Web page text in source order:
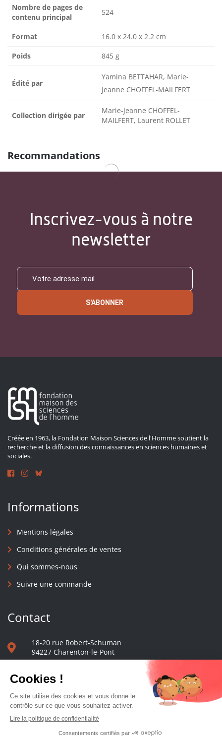
Nombre de pages de
contenu principal
524
Format 16.0 x 24.0 x 2.2 cm
Poids 845 g
Édité par
Yamina BETTAHAR, Marie-
Jeanne CHOFFEL-MAILFERT
Collection dirigée par
Marie-Jeanne CHOFFEL-
MAILFERT, Laurent ROLLET
Recommandations
Inscrivez-vous à notre
newsletter
S'ABONNER
Créée en 1963, la Fondation Maison Sciences de l'Homme soutient la
recherche et la diffusion des connaissances en sciences humaines et
sociales.
Informations
Mentions légales
Conditions générales de ventes
Qui sommes-nous
Suivre une commande
Contact
18-20 rue Robert-Schuman
94227 Charenton-le-Pont